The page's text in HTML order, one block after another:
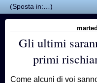
Gli ultimi
primi
Come alcuni di voi